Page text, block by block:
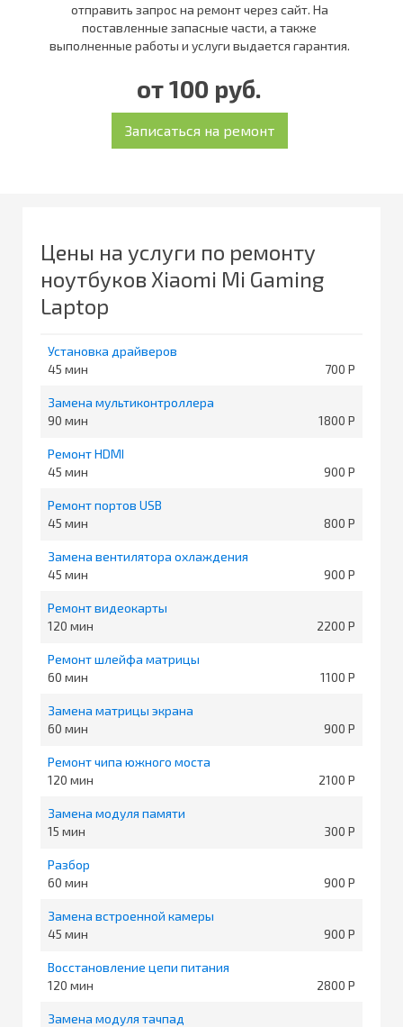
отправить запрос на ремонт через сайт. На
поставленные запасные части, а также
выполненные работы и услуги выдается гарантия.
от 100 руб.
Цены на услуги по ремонту
ноутбуков Xiaomi Mi Gaming
Laptop
Установка драйверов
45
700
Замена мультиконтроллера
90
1800
Ремонт HDMI
45
900
Ремонт портов USB
45
800
Замена вентилятора охлаждения
45
900
Ремонт видеокарты
120
2200
Ремонт шлейфа матрицы
60
1100
Замена матрицы экрана
60
900
Ремонт чипа южного моста
120
2100
Замена модуля памяти
15
300
Разбор
60
900
Замена встроенной камеры
45
900
Восстановление цепи питания
120
2800
Замена модуля тачпад